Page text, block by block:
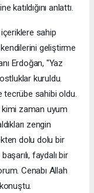
anlattı.
sahip
geliştirme
Erdoğan, "Yaz
kuruldu.
tecrübe sahibi oldu.
kimi zaman uyum
zengin
dolu dolu bir
faydalı bir
Cenabı Allah